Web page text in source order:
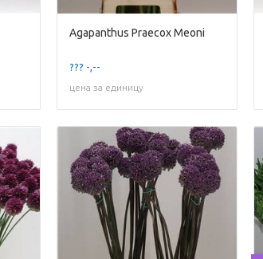
Agapanthus Praecox Meoni
??? -,--
цена за единицу